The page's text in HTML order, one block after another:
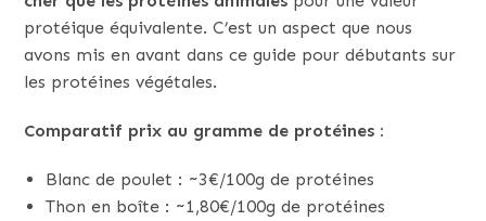
protéique équivalente. C’est un aspect que nous
avons mis en avant dans ce guide pour débutants sur
les protéines végétales.
Comparatif prix au gramme de protéines :
Blanc de poulet : ~3€/100g de protéines
Thon en boîte : ~1,80€/100g de protéines